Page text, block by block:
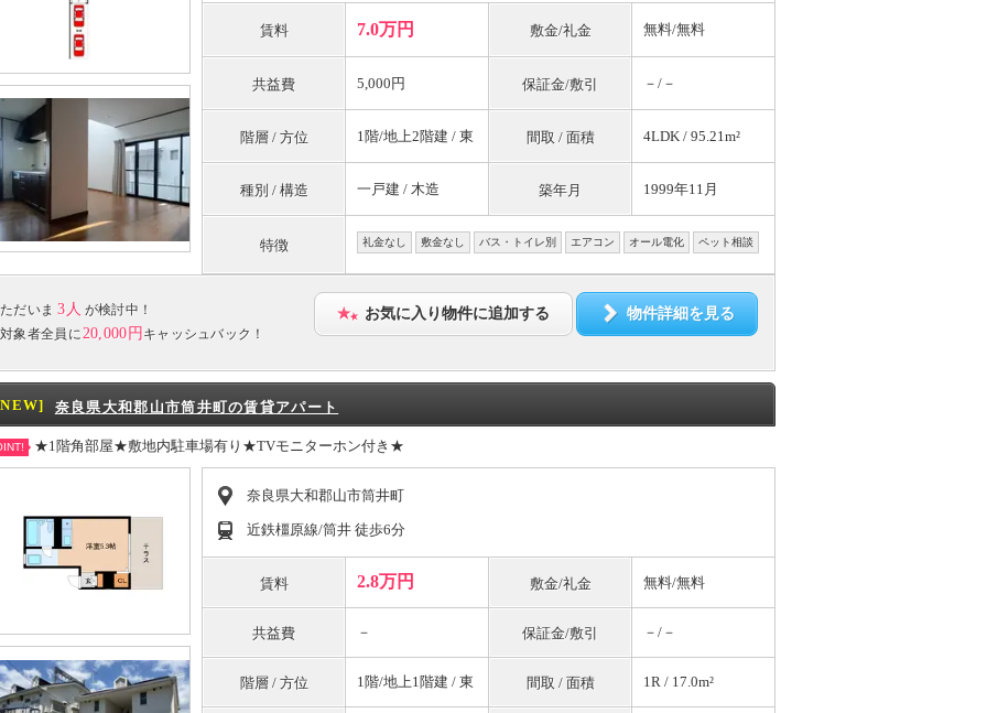
賃料 7.0万円 敷金/礼金 無料/無料
共益費 5,000円 保証金/敷引 －/－
階層 / 方位 1階/地上2階建 / 東 間取 / 面積 4LDK / 95.21m²
種別 / 構造 一戸建 / 木造 築年月 1999年11月
特徴 礼金なし 敷金なし バス・トイレ別 エアコン オール電化 ペット相談
ただいま 3人 が検討中！
対象者全員に 20,000円 キャッシュバック！
お気に入り物件に追加する 物件詳細を見る
奈良県大和郡山市筒井町の賃貸アパート
★1階角部屋★敷地内駐車場有り★TVモニターホン付き★
奈良県大和郡山市筒井町
近鉄橿原線/筒井 徒歩6分
賃料 2.8万円 敷金/礼金 無料/無料
共益費 － 保証金/敷引 －/－
階層 / 方位 1階/地上1階建 / 東 間取 / 面積 1R / 17.0m²